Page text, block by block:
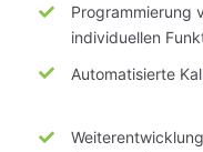
Programmierung
individuellen
Automatisierte